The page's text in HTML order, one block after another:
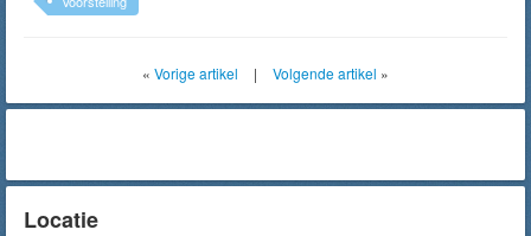
« Vorige artikel | Volgende artikel »
Locatie